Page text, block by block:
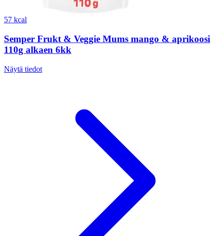
57 kcal
Semper Frukt & Veggie Mums mango & aprikoosi
110g alkaen 6kk
Näytä tiedot